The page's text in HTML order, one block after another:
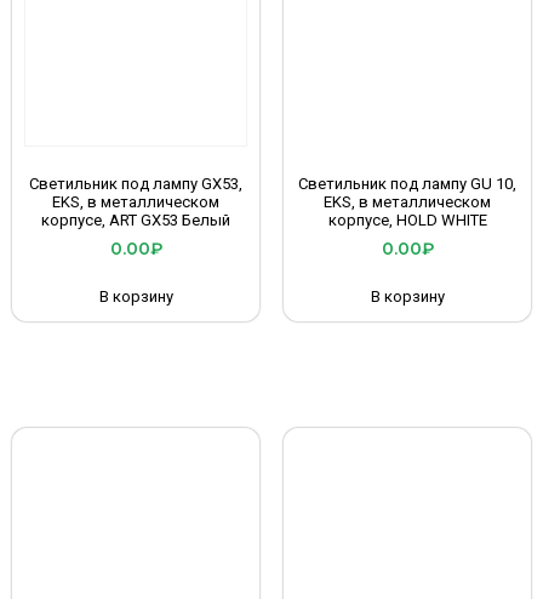
Светильник под лампу GX53,
EKS, в металлическом
корпусе, ART GX53 Белый
0.00₽
В корзину
Светильник под лампу GU 10,
EKS, в металлическом
корпусе, HOLD WHITE
0.00₽
В корзину